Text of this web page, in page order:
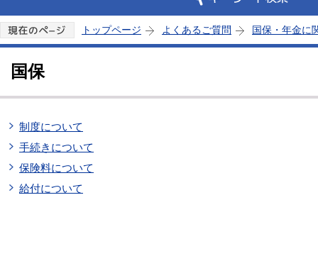
トップページ よくあるご質問 国保・年金に
国保
制度について
手続きについて
保険料について
給付について